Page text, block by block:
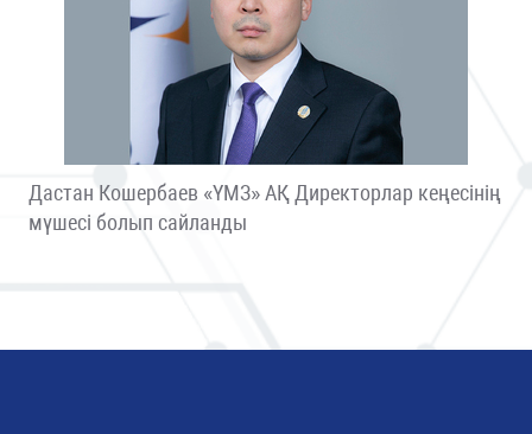
Дастан Кошербаев «ҮМЗ» АҚ Директорлар кеңесінің
мүшесі болып сайланды